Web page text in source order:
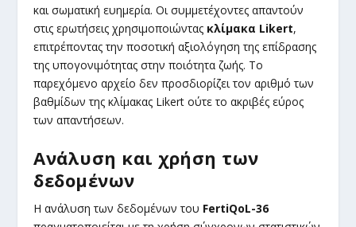
και σωματική ευημερία. Οι συμμετέχοντες απαντούν
στις ερωτήσεις χρησιμοποιώντας κλίμακα Likert,
επιτρέποντας την ποσοτική αξιολόγηση της επίδρασης
της υπογονιμότητας στην ποιότητα ζωής. Το
παρεχόμενο αρχείο δεν προσδιορίζει τον αριθμό των
βαθμίδων της κλίμακας Likert ούτε το ακριβές εύρος
των απαντήσεων.
Ανάλυση και χρήση των
δεδομένων
Η ανάλυση των δεδομένων του FertiQoL-36